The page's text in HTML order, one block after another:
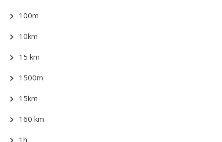
100m
10km
15 km
1500m
15km
160 km
1h